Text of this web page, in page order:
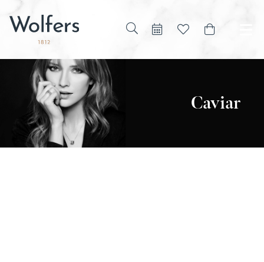
Caviar